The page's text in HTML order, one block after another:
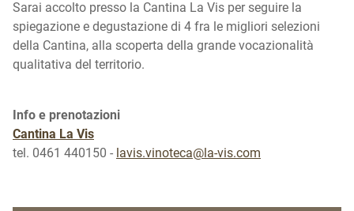
Sarai accolto presso la Cantina La Vis per seguire la
spiegazione e degustazione di 4 fra le migliori selezioni
della Cantina, alla scoperta della grande vocazionalità
qualitativa del territorio.
Info e prenotazioni
Cantina La Vis
tel. 0461 440150 - lavis.vinoteca@la-vis.com